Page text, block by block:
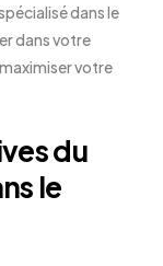
dans le
dans votre
votre
du
le